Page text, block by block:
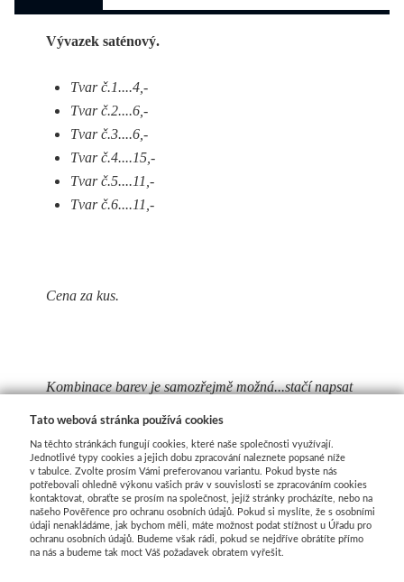
Vývazek saténový.
Tvar č.1....4,-
Tvar č.2....6,-
Tvar č.3....6,-
Tvar č.4....15,-
Tvar č.5....11,-
Tvar č.6....11,-
Cena za kus.
Kombinace barev je samozřejmě možná...stačí napsat
Při objednávce nad 30ks vývazků špendlíky s
perleťovou hlavičkou zdarma(100ks v balení) .
Tato webová stránka používá cookies
Na těchto stránkách fungují cookies, které naše společnosti využívají.
Jednotlivé typy cookies a jejich dobu zpracování naleznete popsané níže
v tabulce. Zvolte prosím Vámi preferovanou variantu. Pokud byste nás
potřebovali ohledně výkonu vašich práv v souvislosti se zpracováním cookies
kontaktovat, obraťte se prosím na společnost, jejíž stránky procházíte, nebo na
našeho Pověřence pro ochranu osobních údajů. Pokud si myslíte, že s osobními
údaji nenakládáme, jak bychom měli, máte možnost podat stížnost u Úřadu pro
ochranu osobních údajů. Budeme však rádi, pokud se nejdříve obrátíte přímo
na nás a budeme tak moct Váš požadavek obratem vyřešit.